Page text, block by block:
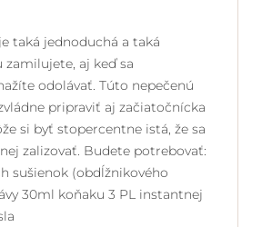
taká jednoduchá a taká
zamilujete, aj keď sa
odolávať. Túto nepečenú
pripraviť aj začiatočnícka
si byť stopercentne istá, že sa
zalizovať. Budete potrebovať:
sušienok (obdĺžnikového
30ml koňaku 3 PL instantnej